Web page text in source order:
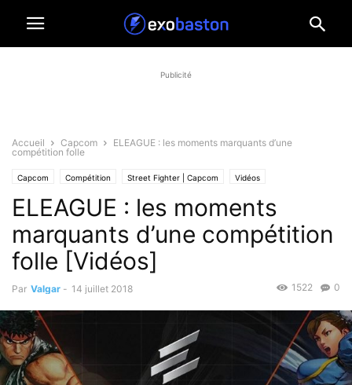
Publicité
Accueil Capcom
ELEAGUE : les moments marquants d’une
compétition folle
Capcom Compétition Street Fighter | Capcom Vidéos
ELEAGUE : les moments
marquants d’une compétition
folle [Vidéos]
Par Valgar - 14 juillet 2018 0
1522